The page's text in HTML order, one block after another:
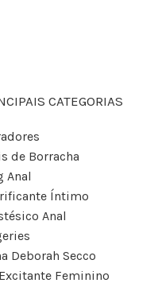
CATEGORIAS
de Borracha
Anal
Íntimo
Anal
Deborah Secco
Feminino